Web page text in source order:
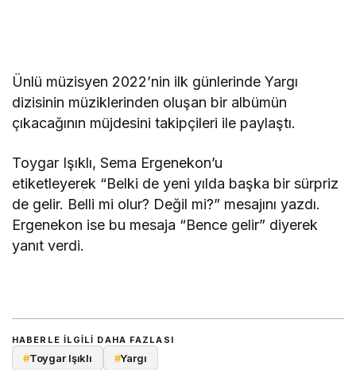
Ünlü müzisyen 2022’nin ilk günlerinde Yargı
dizisinin müziklerinden oluşan bir albümün
çıkacağının müjdesini takipçileri ile paylaştı.
Toygar Işıklı, Sema Ergenekon’u
etiketleyerek “Belki de yeni yılda başka bir sürpriz
de gelir. Belli mi olur? Değil mi?” mesajını yazdı.
Ergenekon ise bu mesaja “Bence gelir” diyerek
yanıt verdi.
HABERLE ILGILI DAHA FAZLASI
#Toygar Işıklı #Yargı